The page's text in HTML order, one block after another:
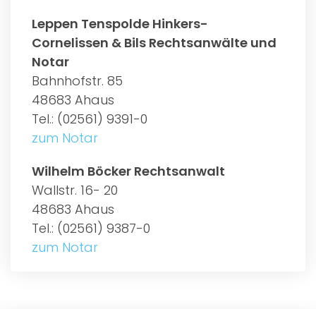
Leppen Tenspolde Hinkers-
Cornelissen & Bils Rechtsanwälte und
Notar
Bahnhofstr. 85
48683 Ahaus
Tel.: (02561) 9391-0
zum Notar
Wilhelm Böcker Rechtsanwalt
Wallstr. 16- 20
48683 Ahaus
Tel.: (02561) 9387-0
zum Notar